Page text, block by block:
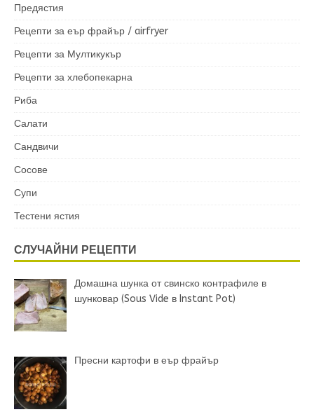
Предястия
Рецепти за еър фрайър / airfryer
Рецепти за Мултикукър
Рецепти за хлебопекарна
Риба
Салати
Сандвичи
Сосове
Супи
Тестени ястия
СЛУЧАЙНИ РЕЦЕПТИ
Домашна шунка от свинско контрафиле в
шунковар (Sous Vide в Instant Pot)
Пресни картофи в еър фрайър